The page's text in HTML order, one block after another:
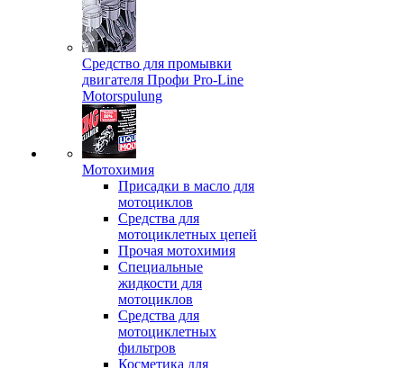
Средство для промывки
двигателя Профи Pro-Line
Motorspulung
Мотохимия
Присадки в масло для
мотоциклов
Средства для
мотоциклетных цепей
Прочая мотохимия
Специальные
жидкости для
мотоциклов
Средства для
мотоциклетных
фильтров
Косметика для